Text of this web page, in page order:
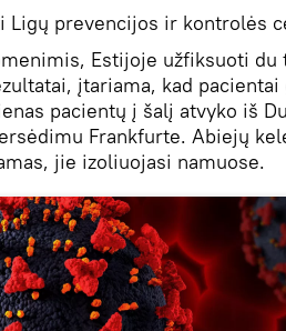
Ligų prevencijos ir kontrolės
Estijoje užfiksuoti du
įtariama, kad
pacientų į šalį atvyko iš
Frankfurte. Abiejų
jie izoliuojasi namuose.